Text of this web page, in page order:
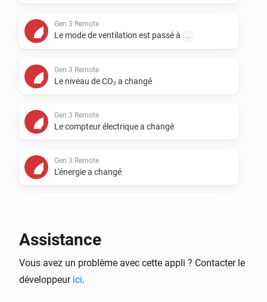
Gen 3 Remote
Le mode de ventilation est passé à
Gen 3 Remote
Le niveau de CO₂ a changé
Gen 3 Remote
Le compteur électrique a changé
Gen 3 Remote
L'énergie a changé
An alarm was reset
Assistance
Vous avez un problème avec cette appli ? Contacter le
développeur ici.